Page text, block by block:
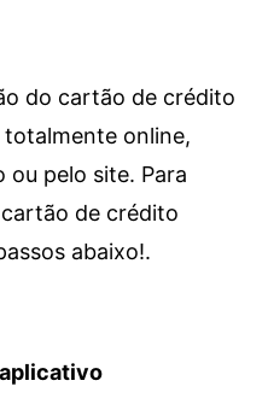
do cartão de crédito
online,
ou pelo site. Para
de crédito
abaixo!.